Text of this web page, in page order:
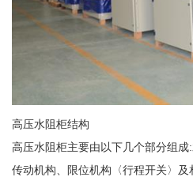
高压水阻柜结构
高压水阻柜主要由以下几个部分组成
传动机构、限位机构〈行程开关〉